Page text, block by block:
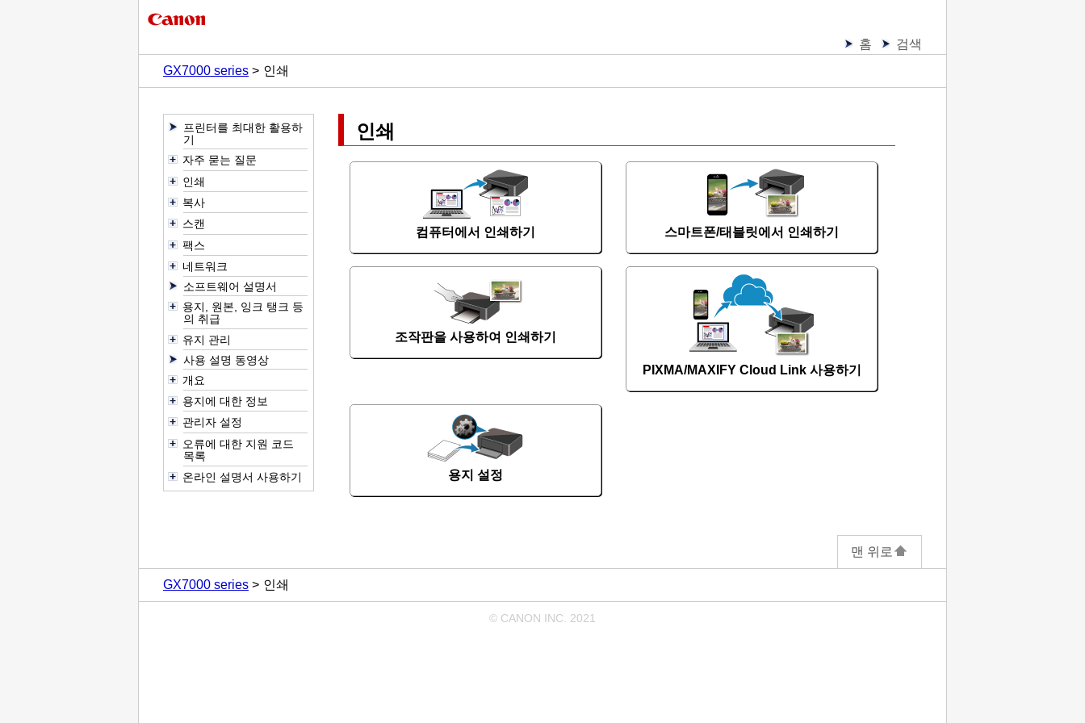
홈
검색
GX7000 series
인쇄
프린터를 최대한 활용하
기
자주 묻는 질문
인쇄
복사
스캔
팩스
네트워크
소프트웨어 설명서
용지, 원본, 잉크 탱크 등
의 취급
유지 관리
사용 설명 동영상
개요
용지에 대한 정보
관리자 설정
오류에 대한 지원 코드
목록
온라인 설명서 사용하기
인쇄
컴퓨터에서 인쇄하기 스마트폰/태블릿에서 인쇄하기
조작판을 사용하여 인쇄하기
PIXMA/MAXIFY Cloud Link 사용하기
용지 설정
맨 위로
GX7000 series 인쇄
© CANON INC. 2021